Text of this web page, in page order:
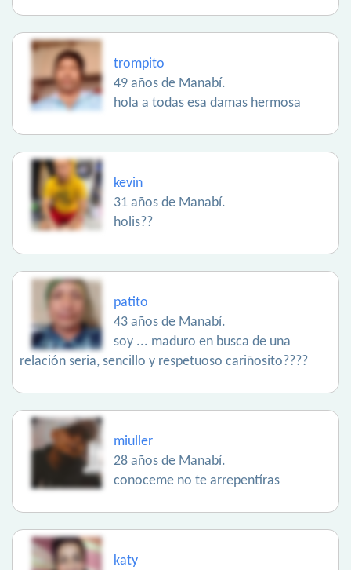
trompito
49 años de Manabí.
hola a todas esa damas hermosa
kevin
31 años de Manabí.
holis??
patito
43 años de Manabí.
soy ... maduro en busca de una
relación seria, sencillo y respetuoso cariñosito????
miuller
28 años de Manabí.
conoceme no te arrepentíras
katy